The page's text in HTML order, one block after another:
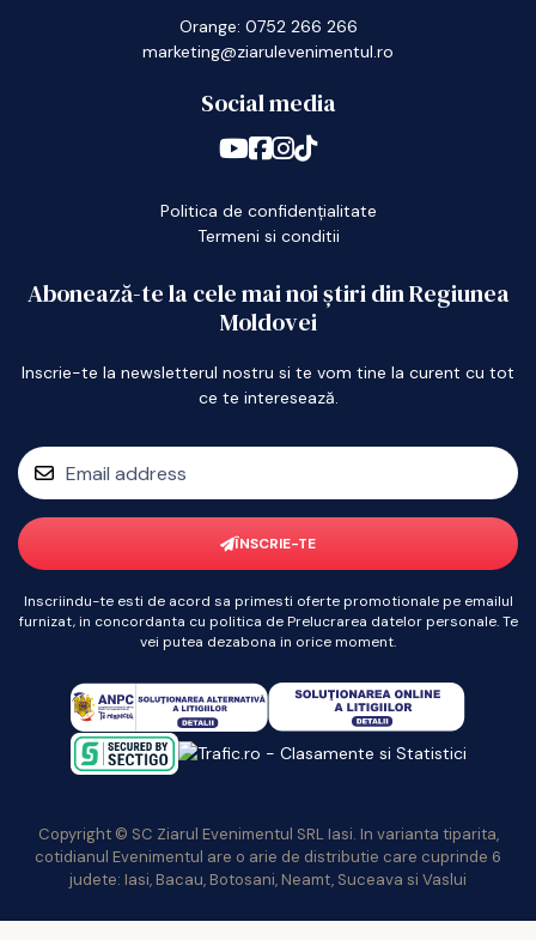
Orange: 0752 266 266
marketing@ziarulevenimentul.ro
Social media
Politica de confidențialitate
Termeni si conditii
Abonează-te la cele mai noi știri din Regiunea
Moldovei
Inscrie-te la newsletterul nostru si te vom tine la curent cu tot
ce te interesează.
ÎNSCRIE-TE
Inscriindu-te esti de acord sa primesti oferte promotionale pe emailul
furnizat, in concordanta cu politica de Prelucrarea datelor personale. Te
vei putea dezabona in orice moment.
Copyright © SC Ziarul Evenimentul SRL Iasi. In varianta tiparita,
cotidianul Evenimentul are o arie de distributie care cuprinde 6
judete: Iasi, Bacau, Botosani, Neamt, Suceava si Vaslui